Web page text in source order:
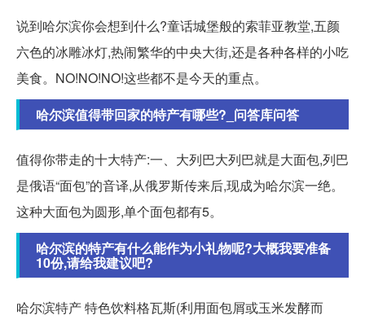
说到哈尔滨你会想到什么?童话城堡般的索菲亚教堂,五颜
六色的冰雕冰灯,热闹繁华的中央大街,还是各种各样的小吃
美食。NO!NO!NO!这些都不是今天的重点。
哈尔滨值得带回家的特产有哪些?_问答库问答
值得你带走的十大特产:一、大列巴大列巴就是大面包,列巴
是俄语“面包”的音译,从俄罗斯传来后,现成为哈尔滨一绝。
这种大面包为圆形,单个面包都有5。
哈尔滨的特产有什么能作为小礼物呢?大概我要准备
10份,请给我建议吧?
哈尔滨特产 特色饮料格瓦斯(利用面包屑或玉米发酵而